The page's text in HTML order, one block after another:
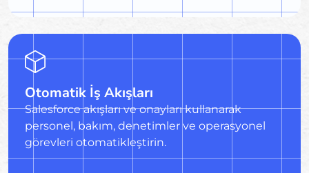
Otomatik İş Akışları
Salesforce akışları ve onayları kullanarak
personel, bakım, denetimler ve operasyonel
görevleri otomatikleştirin.